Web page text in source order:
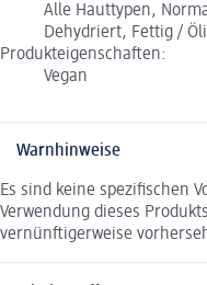
Alle Hauttypen,
Dehydriert, Fettig /
Produkteigenschaften:
Vegan
Warnhinweise
Es sind keine spezifischen
Verwendung dieses
vernünftigerweise